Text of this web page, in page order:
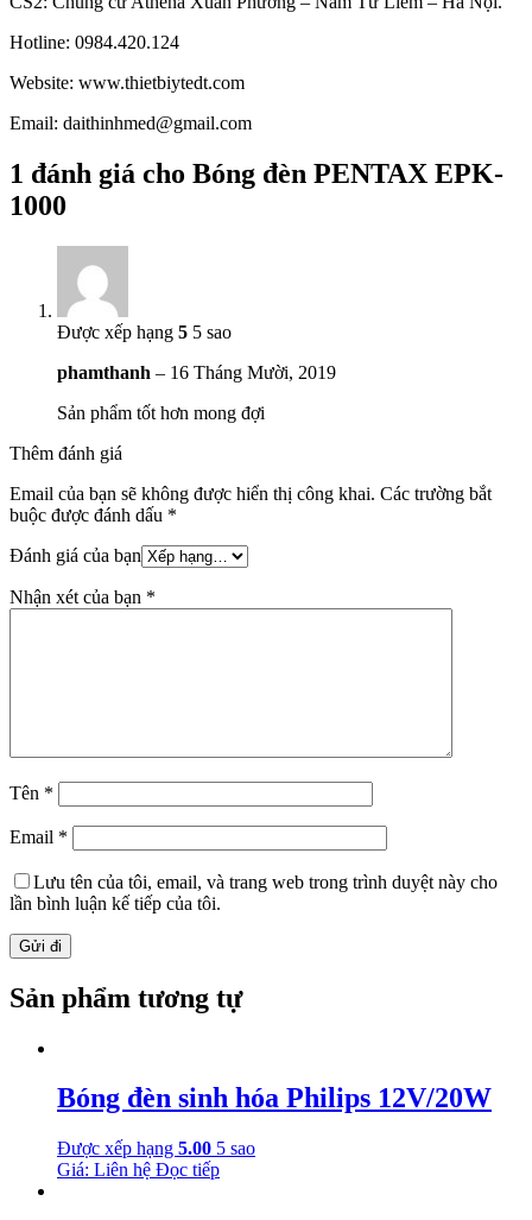
Hotline: 0984.420.124
Website: www.thietbiytedt.com
Email: daithinhmed@gmail.com
1 đánh giá cho Bóng đèn PENTAX EPK-
1000
Được xếp hạng 5 5 sao
phamthanh – 16 Tháng Mười, 2019
Sản phẩm tốt hơn mong đợi
Thêm đánh giá
Email của bạn sẽ không được hiển thị công khai. Các trường bắt
buộc được đánh dấu *
Đánh giá của bạn
Nhận xét của bạn *
Tên *
Email *
Lưu tên của tôi, email, và trang web trong trình duyệt này cho
lần bình luận kế tiếp của tôi.
Sản phẩm tương tự
Bóng đèn sinh hóa Philips 12V/20W
Được xếp hạng 5.00 5 sao
Giá: Liên hệ Đọc tiếp